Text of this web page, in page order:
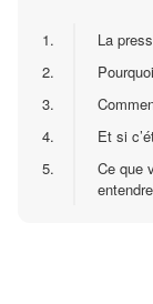
1.
La
2.
3.
4.
Et si
5.
Ce que